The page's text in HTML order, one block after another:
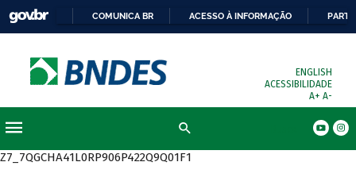
COMUNICA BR ACESSO À INFORMAÇÃO
ENGLISH
ACESSIBILIDADE
A+ A-
Z7_7QGCHA41L0RP906P422Q9Q01F1